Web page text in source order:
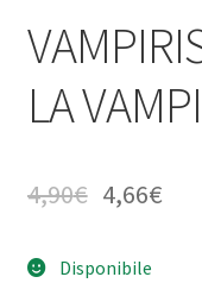
LA
4,90€ 4,66€
Disponibile